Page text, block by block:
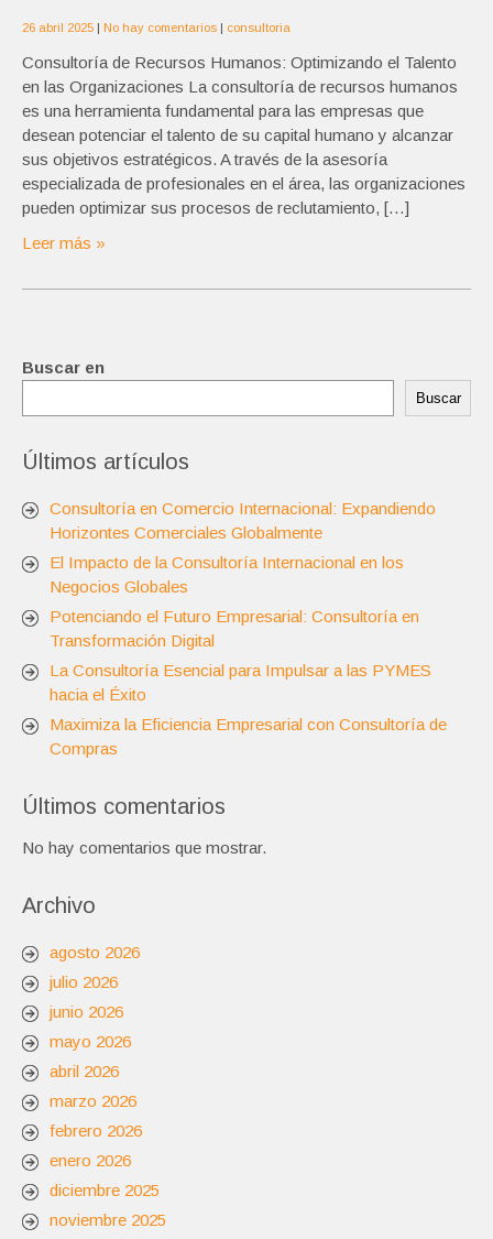
26 abril 2025 | No hay comentarios | consultoria
Consultoría de Recursos Humanos: Optimizando el Talento
en las Organizaciones La consultoría de recursos humanos
es una herramienta fundamental para las empresas que
desean potenciar el talento de su capital humano y alcanzar
sus objetivos estratégicos. A través de la asesoría
especializada de profesionales en el área, las organizaciones
pueden optimizar sus procesos de reclutamiento, […]
Leer más »
Buscar en
Buscar
Últimos artículos
Consultoría en Comercio Internacional: Expandiendo
Horizontes Comerciales Globalmente
El Impacto de la Consultoría Internacional en los
Negocios Globales
Potenciando el Futuro Empresarial: Consultoría en
Transformación Digital
La Consultoría Esencial para Impulsar a las PYMES
hacia el Éxito
Maximiza la Eficiencia Empresarial con Consultoría de
Compras
Últimos comentarios
No hay comentarios que mostrar.
Archivo
agosto 2026
julio 2026
junio 2026
mayo 2026
abril 2026
marzo 2026
febrero 2026
enero 2026
diciembre 2025
noviembre 2025